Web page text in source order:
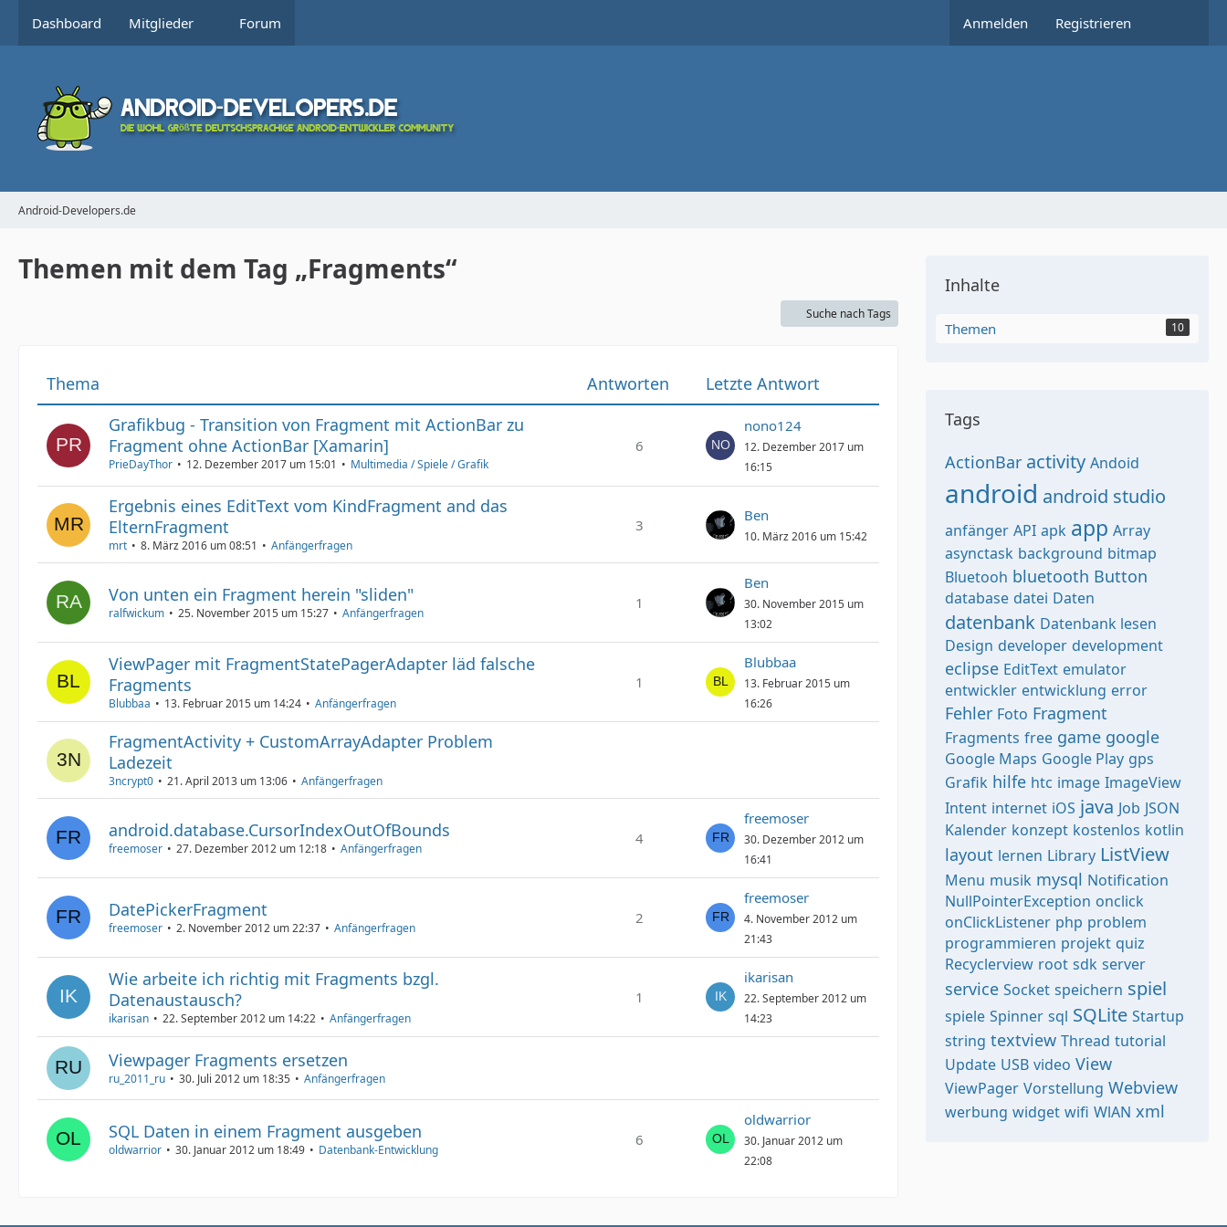
Dashboard Mitglieder Forum Anmelden Registrieren
Android-Developers.de
Themen mit dem Tag „Fragments“
Suche nach Tags
Thema Antworten
Letzte Antwort
Grafikbug - Transition von Fragment mit ActionBar zu
Fragment ohne ActionBar [Xamarin]
PrieDayThor 12. Dezember 2017 um 15:01 Multimedia / Spiele / Grafik
6
nono124
12. Dezember 2017 um
16:15
Ergebnis eines EditText vom KindFragment and das
ElternFragment
mrt 8. März 2016 um 08:51 Anfängerfragen
3
Ben
10. März 2016 um 15:42
Von unten ein Fragment herein "sliden"
ralfwickum 25. November 2015 um 15:27 Anfängerfragen
1
Ben
30. November 2015 um
13:02
ViewPager mit FragmentStatePagerAdapter läd falsche
Fragments
Blubbaa 13. Februar 2015 um 14:24 Anfängerfragen
1
Blubbaa
13. Februar 2015 um
16:26
FragmentActivity + CustomArrayAdapter Problem
Ladezeit
3ncrypt0 21. April 2013 um 13:06 Anfängerfragen
android.database.CursorIndexOutOfBounds
freemoser 27. Dezember 2012 um 12:18 Anfängerfragen
4
freemoser
30. Dezember 2012 um
16:41
DatePickerFragment
freemoser 2. November 2012 um 22:37 Anfängerfragen
2
freemoser
4. November 2012 um
21:43
Wie arbeite ich richtig mit Fragments bzgl.
Datenaustausch?
ikarisan 22. September 2012 um 14:22 Anfängerfragen
1
ikarisan
22. September 2012 um
14:23
Viewpager Fragments ersetzen
ru_2011_ru 30. Juli 2012 um 18:35 Anfängerfragen
SQL Daten in einem Fragment ausgeben
oldwarrior 30. Januar 2012 um 18:49 Datenbank-Entwicklung
6
oldwarrior
30. Januar 2012 um
22:08
Inhalte
Themen 10
Tags
ActionBar activity Andoid
android android studio
anfänger API apk app Array
asynctask background bitmap
Bluetooh bluetooth Button
database datei Daten
datenbank Datenbank lesen
Design developer development
eclipse EditText emulator
entwickler entwicklung error
Fehler Foto Fragment
Fragments free game google
Google Maps Google Play gps
Grafik hilfe htc image ImageView
Intent internet iOS java Job JSON
Kalender konzept kostenlos kotlin
layout lernen Library ListView
Menu musik mysql Notification
NullPointerException onclick
onClickListener php problem
programmieren projekt quiz
Recyclerview root sdk server
service Socket speichern spiel
spiele Spinner sql SQLite Startup
string textview Thread tutorial
Update USB video View
ViewPager Vorstellung Webview
werbung widget wifi WlAN xml